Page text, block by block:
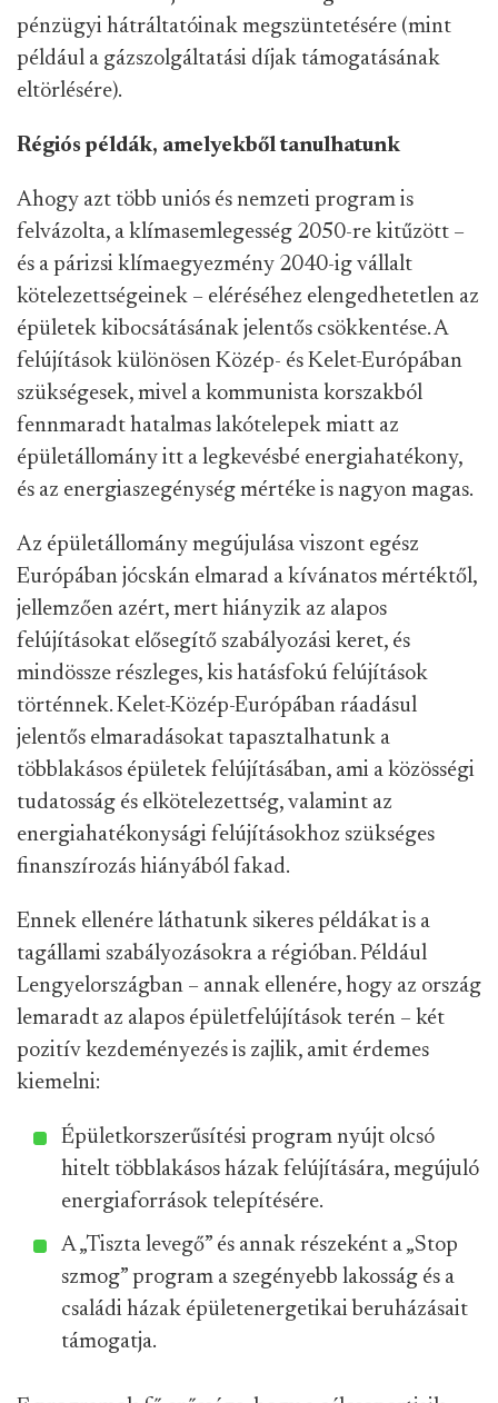
pénzügyi hátráltatóinak megszüntetésére (mint
például a gázszolgáltatási díjak támogatásának
eltörlésére).
Régiós példák, amelyekből tanulhatunk
Ahogy azt több uniós és nemzeti program is
felvázolta, a klímasemlegesség 2050-re kitűzött –
és a párizsi klímaegyezmény 2040-ig vállalt
kötelezettségeinek – eléréséhez elengedhetetlen az
épületek kibocsátásának jelentős csökkentése. A
felújítások különösen Közép- és Kelet-Európában
szükségesek, mivel a kommunista korszakból
fennmaradt hatalmas lakótelepek miatt az
épületállomány itt a legkevésbé energiahatékony,
és az energiaszegénység mértéke is nagyon magas.
Az épületállomány megújulása viszont egész
Európában jócskán elmarad a kívánatos mértéktől,
jellemzően azért, mert hiányzik az alapos
felújításokat elősegítő szabályozási keret, és
mindössze részleges, kis hatásfokú felújítások
történnek. Kelet-Közép-Európában ráadásul
jelentős elmaradásokat tapasztalhatunk a
többlakásos épületek felújításában, ami a közösségi
tudatosság és elkötelezettség, valamint az
energiahatékonysági felújításokhoz szükséges
finanszírozás hiányából fakad.
Ennek ellenére láthatunk sikeres példákat is a
tagállami szabályozásokra a régióban. Például
Lengyelországban – annak ellenére, hogy az ország
lemaradt az alapos épületfelújítások terén – két
pozitív kezdeményezés is zajlik, amit érdemes
kiemelni:
Épületkorszerűsítési program nyújt olcsó
hitelt többlakásos házak felújítására, megújuló
energiaforrások telepítésére.
A „Tiszta levegő” és annak részeként a „Stop
szmog” program a szegényebb lakosság és a
családi házak épületenergetikai beruházásait
támogatja.